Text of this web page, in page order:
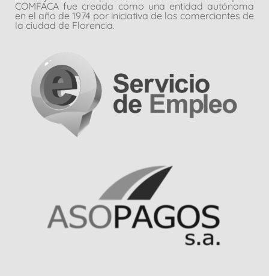
COMFACA fue creada como una entidad autónoma
en el año de 1974 por iniciativa de los comerciantes de
la ciudad de Florencia.